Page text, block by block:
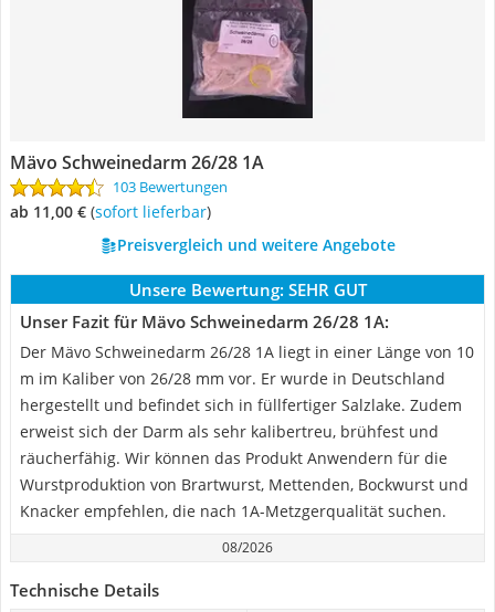
Mävo Schweinedarm 26/28 1A
103 Bewertungen
ab 11,00 € ( Sofort lieferbar)
Preisvergleich und weitere Angebote
Unsere Bewertung: SEHR GUT
Unser Fazit für Mävo Schweinedarm 26/28 1A:
Der Mävo Schweinedarm 26/28 1A liegt in einer Länge von 10
m im Kaliber von 26/28 mm vor. Er wurde in Deutschland
hergestellt und befindet sich in füllfertiger Salzlake. Zudem
erweist sich der Darm als sehr kalibertreu, brühfest und
räucherfähig. Wir können das Produkt Anwendern für die
Wurstproduktion von Brartwurst, Mettenden, Bockwurst und
Knacker empfehlen, die nach 1A-Metzgerqualität suchen.
08/2026
Technische Details